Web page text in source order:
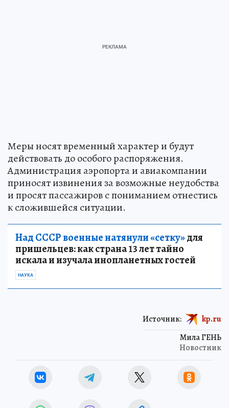
Меры носят временный характер и будут
действовать до особого распоряжения.
Администрация аэропорта и авиакомпании
приносят извинения за возможные неудобства
и просят пассажиров с пониманием отнестись
к сложившейся ситуации.
Над СССР военные натянули «сетку»для
пришельцев: как страна 13 лет тайно
искала и изучала инопланетных гостей
НАУКА
Мила ГЕНЬ
Новостник
Источник: kp.ru